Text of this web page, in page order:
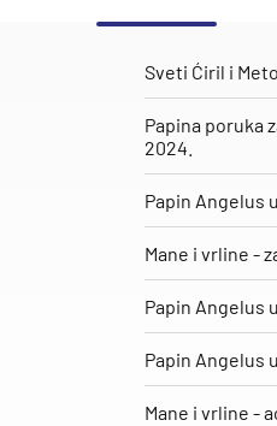
Sveti Ćiril i
Papina poruka
2024.
Papin Angelus
​Mane i vrline -
Papin Angelus
Papin Angelus
Mane i vrline -